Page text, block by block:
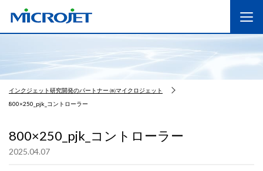
インクジェット研究開発のパートナー ㈱マイクロジェット
800×250_pjk_コントローラー
800×250_pjk_コントローラー
2025.04.07